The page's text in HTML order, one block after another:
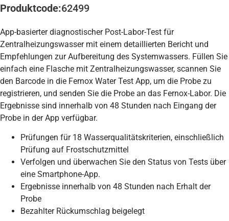
Produktcode:62499
App-basierter diagnostischer Post-Labor-Test für
Zentralheizungswasser mit einem detaillierten Bericht und
Empfehlungen zur Aufbereitung des Systemwassers. Füllen Sie
einfach eine Flasche mit Zentralheizungswasser, scannen Sie
den Barcode in die Fernox Water Test App, um die Probe zu
registrieren, und senden Sie die Probe an das Fernox-Labor. Die
Ergebnisse sind innerhalb von 48 Stunden nach Eingang der
Probe in der App verfügbar.
Prüfungen für 18 Wasserqualitätskriterien, einschließlich
Prüfung auf Frostschutzmittel
Verfolgen und überwachen Sie den Status von Tests über
eine Smartphone-App.
Ergebnisse innerhalb von 48 Stunden nach Erhalt der
Probe
Bezahlter Rückumschlag beigelegt